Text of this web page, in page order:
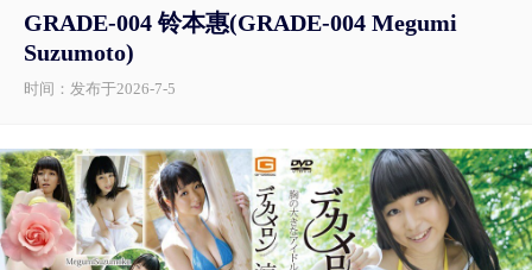
GRADE-004 铃本惠(GRADE-004 Megumi
Suzumoto)
时间：发布于2026-7-5